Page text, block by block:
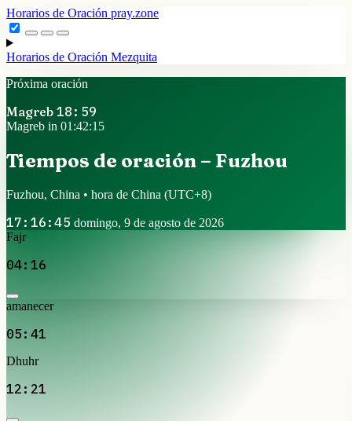
Horarios de Oración pray.zone
Horarios de Oración Mezquita
Próxima oración
Magreb 18:59
Magreb in 01:42:15
Tiempos de oración – Fuzhou
Fuzhou, China • hora de China (UTC+8)
17:16:45 domingo, 9 de agosto de 2026
Fajr
04:16
amanecer
05:41
Dhuhr
12:21